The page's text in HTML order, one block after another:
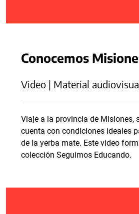
Conocemos
Video | Material
Viaje a la provincia de Misiones,
cuenta con condiciones ideales
de la yerba mate. Este video
colección Seguimos Educando.